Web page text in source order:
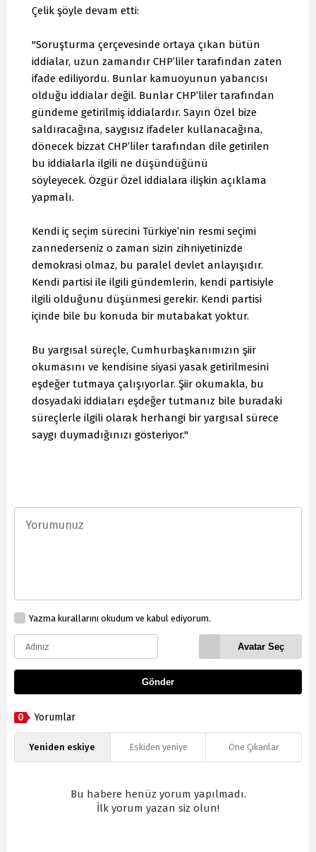
Çelik şöyle devam etti:
"Soruşturma çerçevesinde ortaya çıkan bütün
iddialar, uzun zamandır CHP’liler tarafından zaten
ifade ediliyordu. Bunlar kamuoyunun yabancısı
olduğu iddialar değil. Bunlar CHP’liler tarafından
gündeme getirilmiş iddialardır. Sayın Özel bize
saldıracağına, saygısız ifadeler kullanacağına,
dönecek bizzat CHP’liler tarafından dile getirilen
bu iddialarla ilgili ne düşündüğünü
söyleyecek. Özgür Özel iddialara ilişkin açıklama
yapmalı.
Kendi iç seçim sürecini Türkiye’nin resmi seçimi
zannederseniz o zaman sizin zihniyetinizde
demokrasi olmaz, bu paralel devlet anlayışıdır.
Kendi partisi ile ilgili gündemlerin, kendi partisiyle
ilgili olduğunu düşünmesi gerekir. Kendi partisi
içinde bile bu konuda bir mutabakat yoktur.
Bu yargısal süreçle, Cumhurbaşkanımızın şiir
okumasını ve kendisine siyasi yasak getirilmesini
eşdeğer tutmaya çalışıyorlar. Şiir okumakla, bu
dosyadaki iddiaları eşdeğer tutmanız bile buradaki
süreçlerle ilgili olarak herhangi bir yargısal sürece
saygı duymadığınızı gösteriyor."
Yazma kurallarını okudum ve kabul ediyorum.
Avatar Seç
Gönder
0 Yorumlar
Yeniden eskiye Eskiden yeniye Öne Çıkanlar
Bu habere henüz yorum yapılmadı.
İlk yorum yazan siz olun!